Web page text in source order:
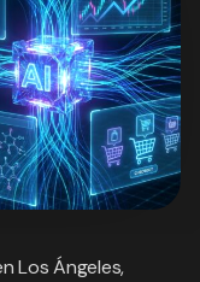
Los Ángeles,